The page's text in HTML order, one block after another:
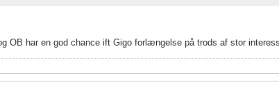
OB har en god chance ift Gigo forlængelse på trods af stor